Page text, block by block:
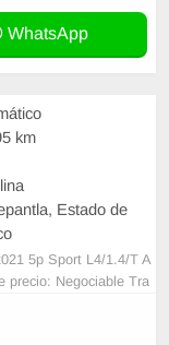
WhatsApp
km
Estado de
5p Sport L4/1.4/T A
precio: Negociable Tra